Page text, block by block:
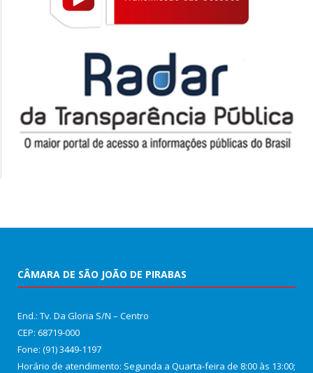
CÂMARA DE SÃO JOÃO DE PIRABAS
End.: Tv. Da Gloria S/N – Centro
CEP: 68719-000
Fone: (91) 3449-1197
Horário de atendimento: Segunda a Quarta-feira de 8:00 às 13:00;